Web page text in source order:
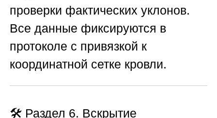
проверки фактических уклонов.
Все данные фиксируются в
протоколе с привязкой к
координатной сетке кровли.
🛠️ Раздел 6. Вскрытие